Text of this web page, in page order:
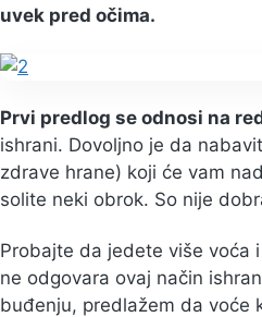
uvek pred očima.
Prvi predlog se odnosi na
ishrani. Dovoljno je da
zdrave hrane) koji će vam
solite neki obrok. So nije
Probajte da jedete više voća
ne odgovara ovaj način
buđenju, predlažem da voće